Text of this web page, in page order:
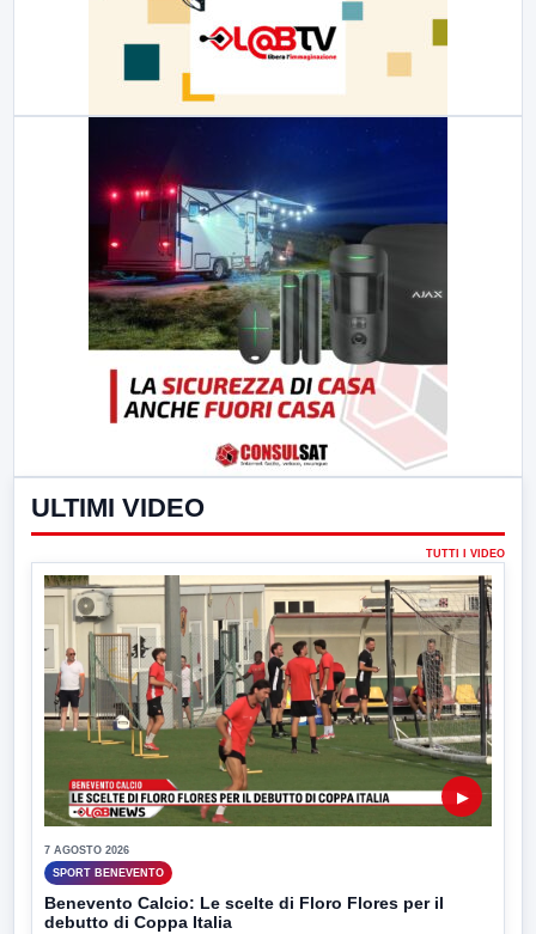
ULTIMI VIDEO
TUTTI I VIDEO
▶
7 AGOSTO 2026
SPORT BENEVENTO
Benevento Calcio: Le scelte di Floro Flores per il
debutto di Coppa Italia